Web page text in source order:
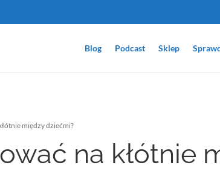
Blog Podcast Sklep
między dziećmi?
na kłótnie